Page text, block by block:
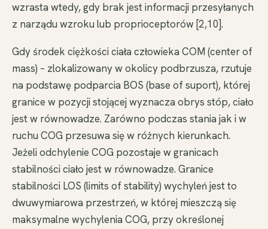
wzrasta wtedy, gdy brak jest informacji przesyłanych
z narządu wzroku lub proprioceptorów [2,10].
Gdy środek ciężkości ciała człowieka COM (center of
mass) – zlokalizowany w okolicy podbrzusza, rzutuje
na podstawę podparcia BOS (base of suport), której
granice w pozycji stojącej wyznacza obrys stóp, ciało
jest w równowadze. Zarówno podczas stania jak i w
ruchu COG przesuwa się w różnych kierunkach.
Jeżeli odchylenie COG pozostaje w granicach
stabilności ciało jest w równowadze. Granice
stabilności LOS (limits of stability) wychyleń jest to
dwuwymiarowa przestrzeń, w której mieszczą się
maksymalne wychylenia COG, przy określonej